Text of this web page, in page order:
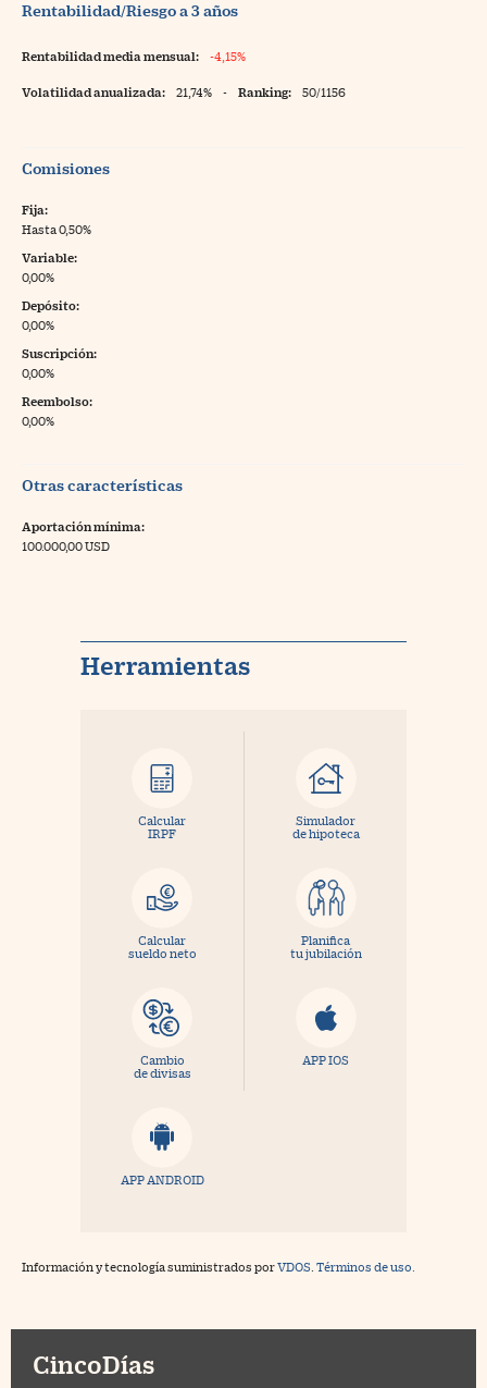
Rentabilidad/Riesgo a 3 años
Rentabilidad media mensual: -4,15%
Volatilidad anualizada: 21,74% - Ranking: 50/1156
Comisiones
Fija:
Hasta 0,50%
Variable:
0,00%
Depósito:
0,00%
Suscripción:
0,00%
Reembolso:
0,00%
Otras características
Aportación mínima:
100.000,00 USD
Herramientas
Calcular
IRPF
Simulador
de hipoteca
Calcular
sueldo neto
Planifica
tu jubilación
Cambio
de divisas
APP IOS
APP ANDROID
Información y tecnología suministrados porVDOS Términos de uso.
CincoDías